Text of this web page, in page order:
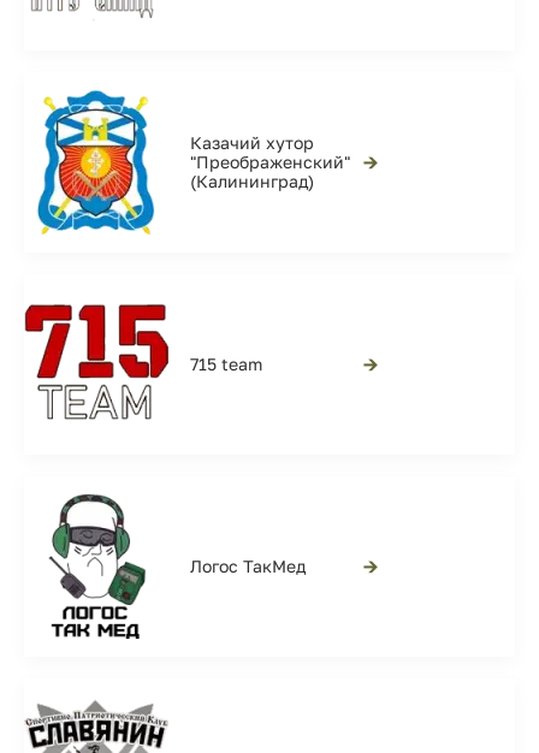
Казачий хутор
"Преображенский"
(Калининград)
→
715 team →
Логос ТакМед →